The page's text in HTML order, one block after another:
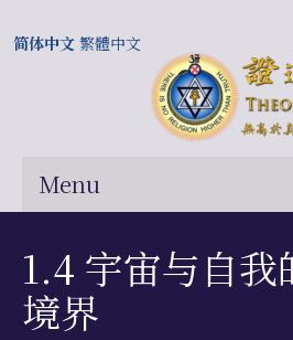
Menu
关于我们
1.4 宇宙与自我
境界
简体中文 繁體中文